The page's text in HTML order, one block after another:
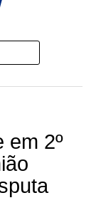
em 2º